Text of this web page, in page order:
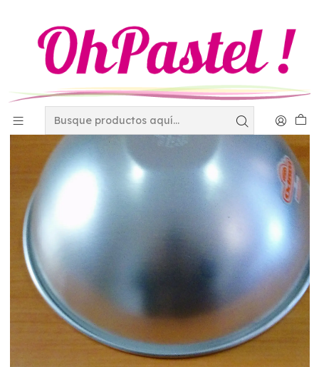
Molde de esfera Odisea